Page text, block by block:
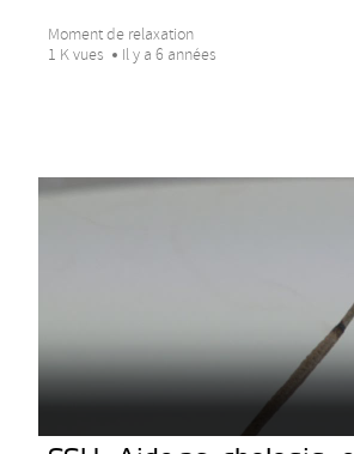
Moment de relaxation
1 K vues
Il y a 6 années